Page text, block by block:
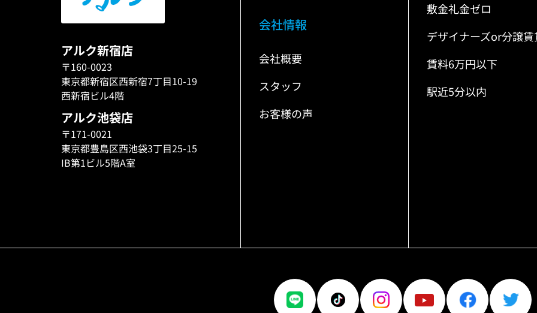
アルク新宿店
〒160-0023
東京都新宿区西新宿7丁目10-19
西新宿ビル4階
アルク池袋店
〒171-0021
東京都豊島区西池袋3丁目25-15
IB第1ビル5階A室
会社情報
会社概要
スタッフ
お客様の声
敷金礼金ゼロ
デザイナーズor分譲賃
賃料6万円以下
駅近5分以内